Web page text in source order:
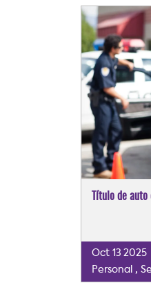
Título de
Oct 13 2025
Personal
,